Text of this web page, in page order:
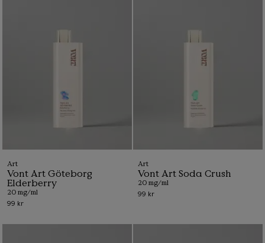
Art
Vont Art Göteborg
Elderberry
20 mg/ml
99 kr
Art
Vont Art Soda Crush
20 mg/ml
99 kr